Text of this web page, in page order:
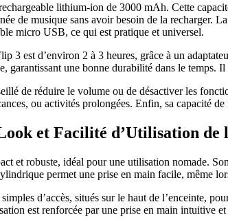
lithium-ion de 3000 mAh. Cette
de musique sans avoir besoin de la recharger.
micro USB, ce qui est pratique et universel.
3 est d’environ 2 à 3 heures, grâce à un
garantissant une bonne durabilité dans le temps.
de réduire le volume ou de désactiver les
ou activités prolongées. Enfin, sa capacité
et Facilité d’Utilisation de
et robuste, idéal pour une utilisation nomade.
permet une prise en main facile, même
d’accès, situés sur le haut de l’enceinte,
est renforcée par une prise en main intuitive